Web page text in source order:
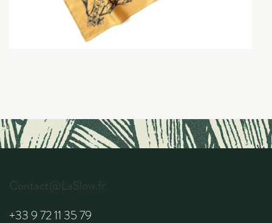
Contact@LaSlow.fr
+33 9 72 11 35 79